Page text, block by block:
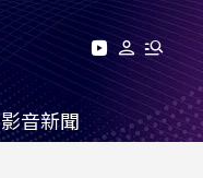
影音新聞